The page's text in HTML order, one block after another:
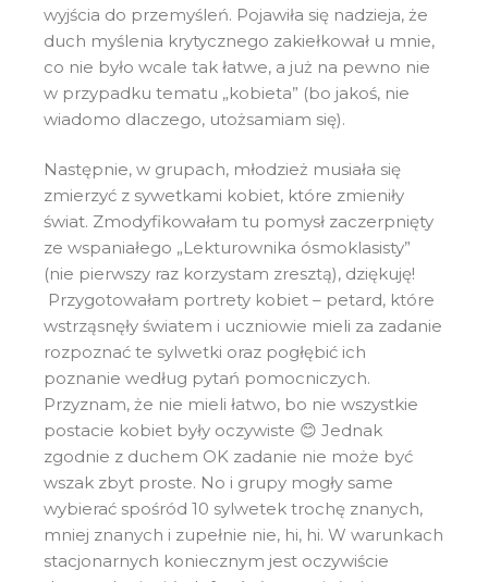
wyjścia do przemyśleń. Pojawiła się nadzieja, że
duch myślenia krytycznego zakiełkował u mnie,
co nie było wcale tak łatwe, a już na pewno nie
w przypadku tematu „kobieta” (bo jakoś, nie
wiadomo dlaczego, utożsamiam się).
Następnie, w grupach, młodzież musiała się
zmierzyć z sywetkami kobiet, które zmieniły
świat. Zmodyfikowałam tu pomysł zaczerpnięty
ze wspaniałego „Lekturownika ósmoklasisty”
(nie pierwszy raz korzystam zresztą), dziękuję!
Przygotowałam portrety kobiet – petard, które
wstrząsnęły światem i uczniowie mieli za zadanie
rozpoznać te sylwetki oraz pogłębić ich
poznanie według pytań pomocniczych.
Przyznam, że nie mieli łatwo, bo nie wszystkie
postacie kobiet były oczywiste 😊 Jednak
zgodnie z duchem OK zadanie nie może być
wszak zbyt proste. No i grupy mogły same
wybierać spośród 10 sylwetek trochę znanych,
mniej znanych i zupełnie nie, hi, hi. W warunkach
stacjonarnych koniecznym jest oczywiście